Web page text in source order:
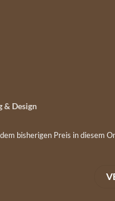
& Design
bisherigen Preis in diesem